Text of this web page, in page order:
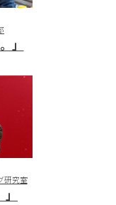
」
研究室